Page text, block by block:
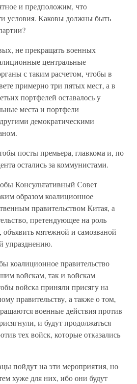
и предположим, что
условия. Каковы должны быть
не прекращать военных
центральные
с таким расчетом, чтобы в
примерно три пятых мест, а в
портфелей оставалось у
места и портфели
демократическими
посты премьера, главкома и, по
остались за коммунистами.
Консультативный Совет
образом коалиционное
правительством Китая, а
претендующее на роль
объявить мятежной и самозваной
упразднению.
коалиционное правительство
войскам, так и войскам
войска приняли присягу на
правительству, а также о том,
военные действия против
и будут продолжаться
тех войск, которые отказались
пойдут на эти мероприятия, но
хуже для них, ибо они будут